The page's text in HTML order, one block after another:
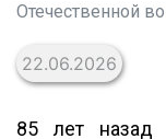
Отечественной
22.06.2026
85 лет назад